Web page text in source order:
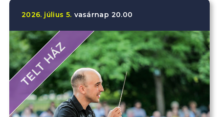
2026. július 5. vasárnap 20.00
TELT HÁZ